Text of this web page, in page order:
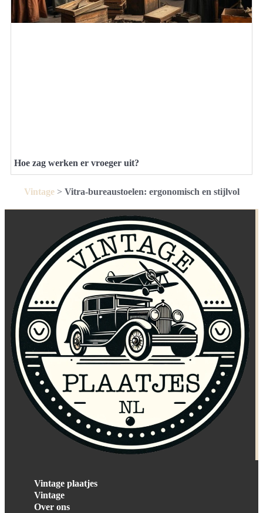
Hoe zag werken er vroeger uit?
Vintage> Vitra-bureaustoelen: ergonomisch en stijlvol
Vintage plaatjes
Vintage
Over ons